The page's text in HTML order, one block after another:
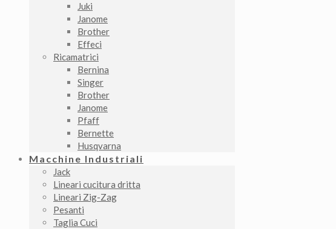
Juki
Janome
Brother
Effeci
Ricamatrici
Bernina
Singer
Brother
Janome
Pfaff
Bernette
Husqvarna
Macchine Industriali
Jack
Lineari cucitura dritta
Lineari Zig-Zag
Pesanti
Taglia Cuci